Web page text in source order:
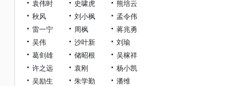
袁伟时
史啸虎
熊培云
秋风
刘小枫
孟令伟
雷一宁
周枫
蒋兆勇
吴伟
沙叶新
刘瑜
葛剑雄
储昭根
吴稼祥
许之远
袁刚
杨小凯
吴励生
朱学勤
潘维